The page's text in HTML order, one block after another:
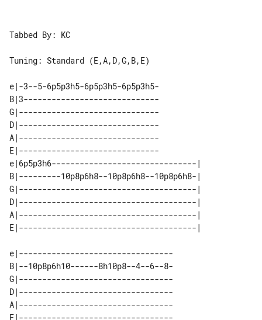
Tabbed By: KC
Tuning: Standard (E,A,D,G,B,E)
e|-3--5-6p5p3h5-6p5p3h5-6p5p3h5-
B|3-----------------------------
G|------------------------------
D|------------------------------
A|------------------------------
E|------------------------------
e|6p5p3h6-------------------------------|
B|---------10p8p6h8--10p8p6h8--10p8p6h8-|
G|--------------------------------------|
D|--------------------------------------|
A|--------------------------------------|
e|---------------------------------
B|--10p8p6h10------8h10p8--4--6--8-
G|---------------------------------
D|---------------------------------
A|---------------------------------
E|---------------------------------